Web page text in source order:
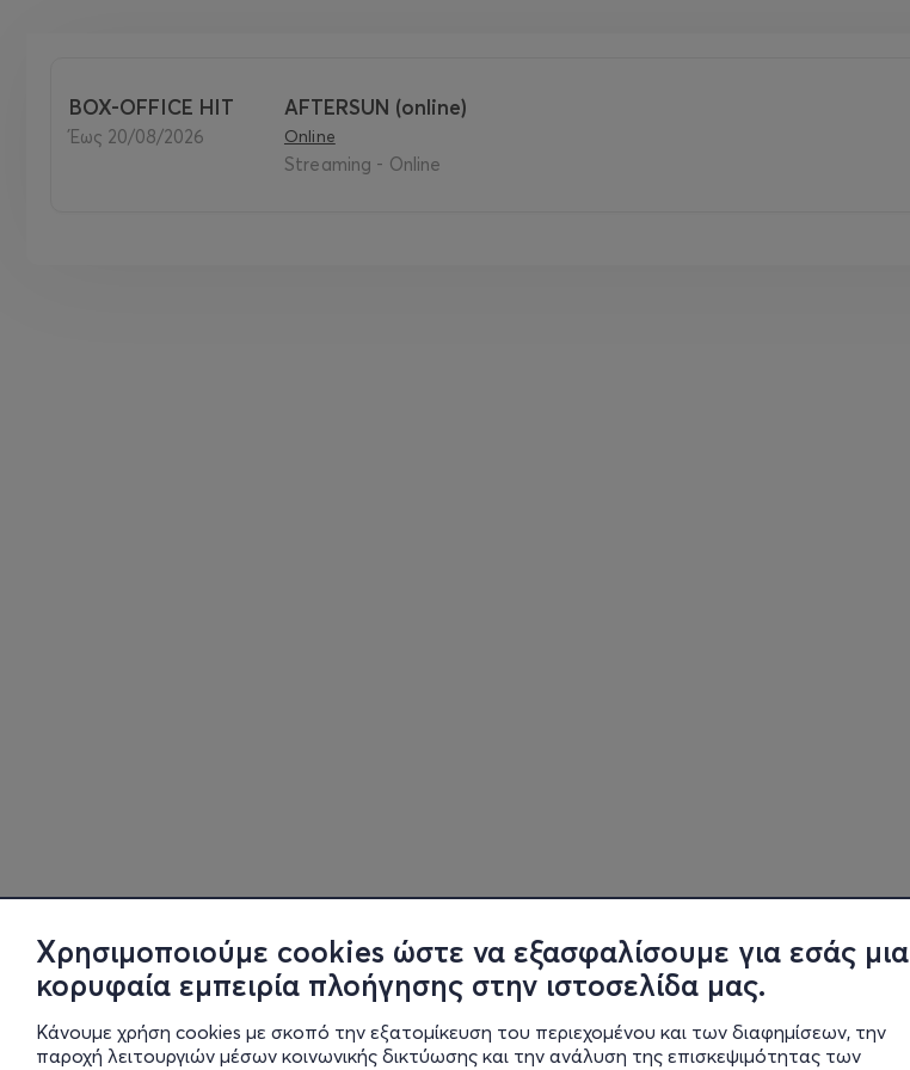
Χρησιμοποιούμε cookies ώστε να εξασφαλίσουμε για εσάς μια
κορυφαία εμπειρία πλοήγησης στην ιστοσελίδα μας.
Κάνουμε χρήση cookies με σκοπό την εξατομίκευση του περιεχομένου και των διαφημίσεων, την
παροχή λειτουργιών μέσων κοινωνικής δικτύωσης και την ανάλυση της επισκεψιμότητας των
BOX-OFFICE HIT
έως 20/08/2026
AFTERSUN (online)
Online
Streaming - Online